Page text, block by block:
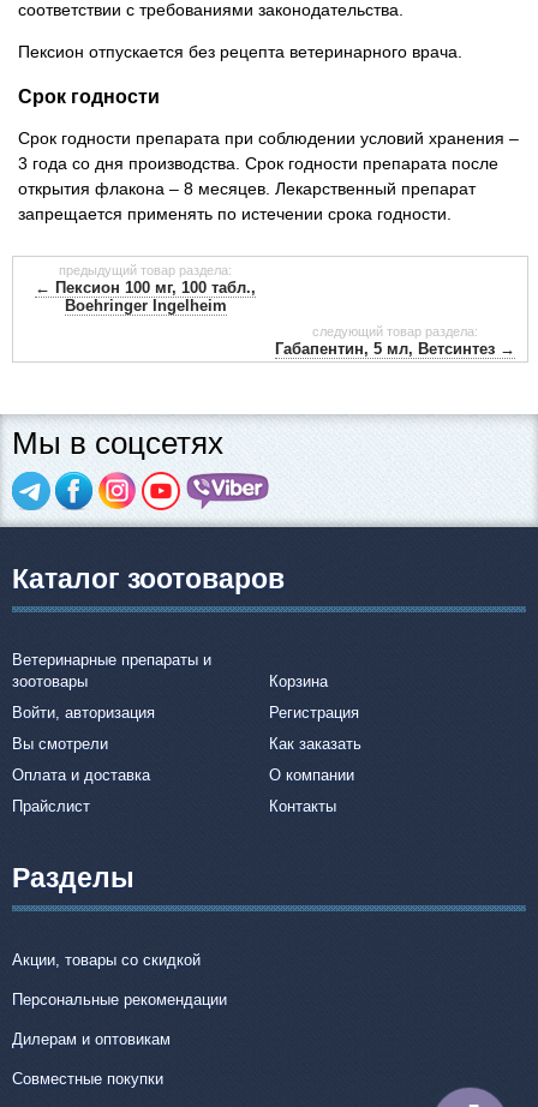
соответствии с требованиями законодательства.
Пексион отпускается без рецепта ветеринарного врача.
Срок годности
Срок годности препарата при соблюдении условий хранения –
3 года со дня производства. Срок годности препарата после
открытия флакона – 8 месяцев. Лекарственный препарат
запрещается применять по истечении срока годности.
предыдущий товар раздела:
← Пексион 100 мг, 100 табл.,
Boehringer Ingelheim
следующий товар раздела:
Габапентин, 5 мл, Ветсинтез →
Мы в соцсетях
Каталог зоотоваров
Ветеринарные препараты и
зоотовары
Корзина
Войти, авторизация
Регистрация
Вы смотрели
Как заказать
Оплата и доставка
О компании
Прайслист
Контакты
Разделы
Акции, товары со скидкой
Персональные рекомендации
Дилерам и оптовикам
Совместные покупки